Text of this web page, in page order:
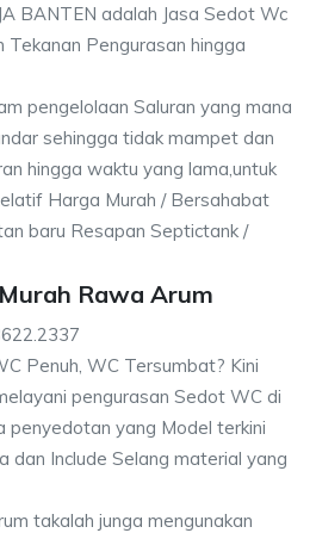
BANTEN adalah Jasa Sedot Wc
Pengurasan hingga
pengelolaan Saluran yang mana
sehingga tidak mampet dan
hingga waktu yang lama,untuk
Harga Murah / Bersahabat
baru Resapan Septictank /
Rawa Arum
Penuh, WC Tersumbat? Kini
pengurasan Sedot WC di
penyedotan yang Model terkini
dan Include Selang material yang
takalah junga mengunakan